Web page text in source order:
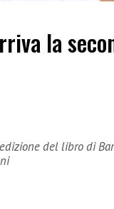
la
del libro di